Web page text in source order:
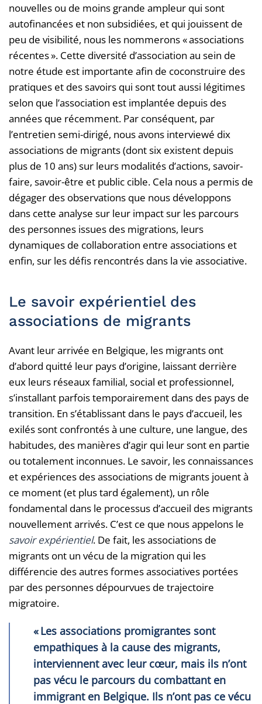
nouvelles ou de moins grande ampleur qui sont
autofinancées et non subsidiées, et qui jouissent de
peu de visibilité, nous les nommerons « associations
récentes ». Cette diversité d’association au sein de
notre étude est importante afin de coconstruire des
pratiques et des savoirs qui sont tout aussi légitimes
selon que l’association est implantée depuis des
années que récemment. Par conséquent, par
l’entretien semi-dirigé, nous avons interviewé dix
associations de migrants (dont six existent depuis
plus de 10 ans) sur leurs modalités d’actions, savoir-
faire, savoir-être et public cible. Cela nous a permis de
dégager des observations que nous développons
dans cette analyse sur leur impact sur les parcours
des personnes issues des migrations, leurs
dynamiques de collaboration entre associations et
enfin, sur les défis rencontrés dans la vie associative.
Le savoir expérientiel des
associations de migrants
Avant leur arrivée en Belgique, les migrants ont
d’abord quitté leur pays d’origine, laissant derrière
eux leurs réseaux familial, social et professionnel,
s’installant parfois temporairement dans des pays de
transition. En s’établissant dans le pays d’accueil, les
exilés sont confrontés à une culture, une langue, des
habitudes, des manières d’agir qui leur sont en partie
ou totalement inconnues. Le savoir, les connaissances
et expériences des associations de migrants jouent à
ce moment (et plus tard également), un rôle
fondamental dans le processus d’accueil des migrants
nouvellement arrivés. C’est ce que nous appelons le
savoir expérientiel. De fait, les associations de
migrants ont un vécu de la migration qui les
différencie des autres formes associatives portées
par des personnes dépourvues de trajectoire
migratoire.
« Les associations promigrantes sont
empathiques à la cause des migrants,
interviennent avec leur cœur, mais ils n’ont
pas vécu le parcours du combattant en
immigrant en Belgique. Ils n’ont pas ce vécu